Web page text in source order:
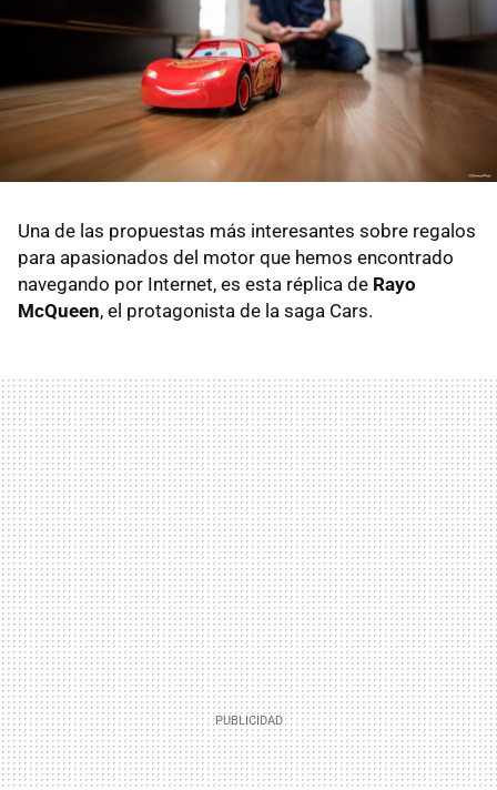
Una de las propuestas más interesantes sobre regalos
para apasionados del motor que hemos encontrado
navegando por Internet, es esta réplica de Rayo
McQueen, el protagonista de la saga Cars.